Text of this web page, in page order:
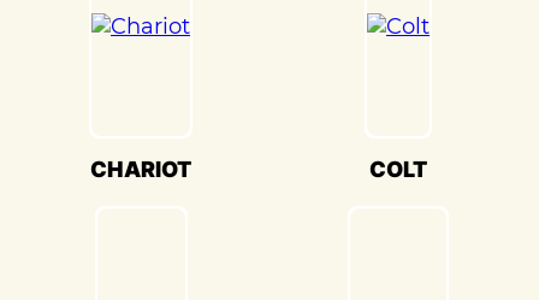
соответствия оригинальному цвету и
текстуре.
«Детейлингофъ» – это гарантия того, что
ваш автомобиль будет восстановлен с
CHARIOT COLT